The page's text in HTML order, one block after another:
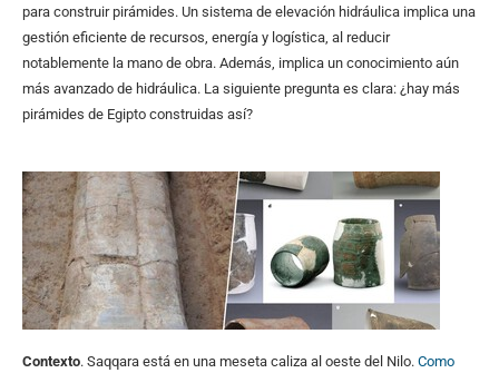
para construir pirámides. Un sistema de elevación hidráulica implica una
gestión eficiente de recursos, energía y logística, al reducir
notablemente la mano de obra. Además, implica un conocimiento aún
más avanzado de hidráulica. La siguiente pregunta es clara: ¿hay más
pirámides de Egipto construidas así?
Contexto. Saqqara está en una meseta caliza al oeste del Nilo. Como